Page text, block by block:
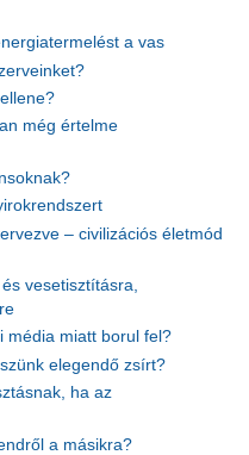
a vas
még értelme
– civilizációs életmód
vesetisztításra,
média miatt borul fel?
elegendő zsírt?
ha az
a másikra?